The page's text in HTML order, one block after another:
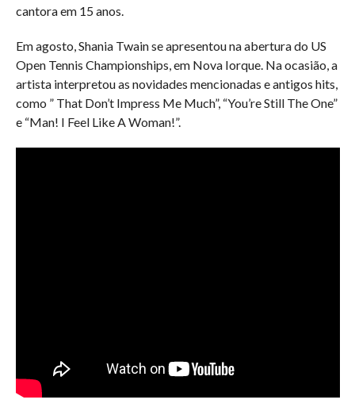
cantora em 15 anos.
Em agosto, Shania Twain se apresentou na abertura do US
Open Tennis Championships, em Nova Iorque. Na ocasião, a
artista interpretou as novidades mencionadas e antigos hits,
como ” That Don’t Impress Me Much”, “You’re Still The One”
e “Man! I Feel Like A Woman!”.